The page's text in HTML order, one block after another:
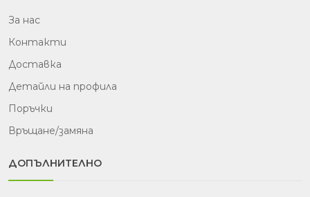
За нас
Контакти
Доставка
Детайли на профила
Поръчки
Връщане/замяна
ДОПЪЛНИТЕЛНО